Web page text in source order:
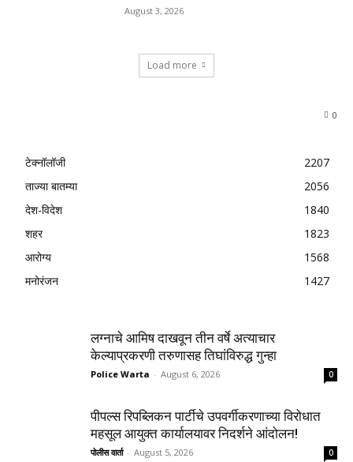
August 3, 2026
Load more
0
टेक्नॉलॉजी
2207
ताज्या बातम्या
2056
देश-विदेश
1840
शहर
1823
आरोग्य
1568
मनोरंजन
1427
लग्नाचे आमिष दाखवून तीन वर्षे अत्याचार
केल्याप्रकरणी तरुणासह तिघांविरुद्ध गुन्हा
Police Warta - August 6, 2026 0
पीपल्स रिपब्लिकन पार्टीचे उपवर्गीकरणाच्या विरोधात
महसूल आयुक्त कार्यालयावर निदर्शने आंदोलन!
पोलीस वार्ता - August 5, 2026 0